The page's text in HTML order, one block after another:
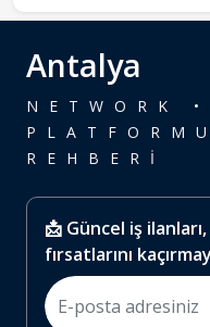
Antalya
NETWORK
REHBERİ
📩 Güncel iş
fırsatlarını